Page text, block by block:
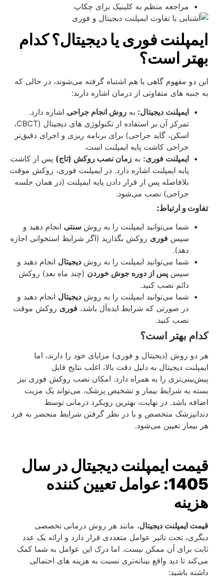
مراجعه منظم به کلینیک برای چکاپ
ایمپلنت فوری یا دیجیتال؟ کدام
بهتر است؟
این دو مفهوم گاهی با هم اشتباه گرفته می‌شوند، در حالی که
به جنبه‌ های متفاوتی از درمان اشاره دارند:
ایمپلنت دیجیتال: به روش انجام جراحی اشاره دارد.
تمرکز آن بر استفاده از تکنولوژی‌ های دیجیتال (CBCT،
اسکن، گاید جراحی) برای برنامه‌ ریزی و اجرای دقیق‌تر
جراحی کاشت پایه ایمپلنت است.
ایمپلنت فوری: به زمان نصب روکش (تاج) پس از کاشت
پایه ایمپلنت اشاره دارد. در ایمپلنت فوری، روکش موقت
بلافاصله پس از قرار دادن پایه ایمپلنت (در همان جلسه
جراحی) نصب می‌شود.
تفاوت و ارتباط:
شما می‌توانید ایمپلنت را به روش سنتی انجام دهید و
سپس فوری روکش بگذارید (اگر شرایط استخوانی اجازه
دهد).
شما می‌توانید ایمپلنت را به روش دیجیتال انجام دهید و
سپس پس از دوره جوش خوردن (چند ماه بعد) روکش
دائم نصب کنید.
شما می‌توانید ایمپلنت را به روش دیجیتال انجام دهید و
در صورتی که شرایط ایده‌آل باشد، فوری روکش موقت
نصب کنید.
کدام بهتر است؟
هر دو روش (دیجیتال و فوری) مزایای خود را دارند، اما
ایمپلنت دیجیتال به دلیل دقت بالا، اغلب نتایج قابل
پیش‌بینی‌تری را به همراه دارد. امکان نصب روکش فوری نیز
بسته به شرایط بیمار و تشخیص پزشک، می‌تواند یک مزیت
اضافه باشد. در نهایت، بهترین رویکرد درمانی توسط
دندانپزشک متخصص و با در نظر گرفتن شرایط منحصر به فرد
هر بیمار تعیین می‌شود.
قیمت ایمپلنت دیجیتال در سال
1405: عوامل تعیین‌ کننده
هزینه
قیمت ایمپلنت دیجیتال، مانند هر روش درمانی تخصصی
دیگری، تحت تاثیر عوامل متعددی قرار دارد و ارائه یک عدد
ثابت برای آن ممکن نیست. اما درک این عوامل به شما کمک
می‌کند تا دید واقع‌ بینانه‌تری نسبت به هزینه‌ های احتمالی
داشته باشید: